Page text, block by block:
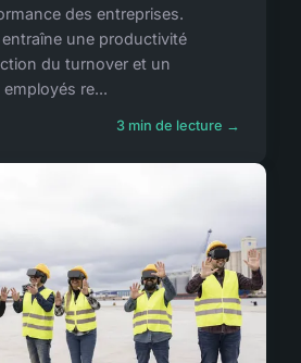
des entreprises.
entraîne une productivité
du turnover et un
re...
3 min de lecture →